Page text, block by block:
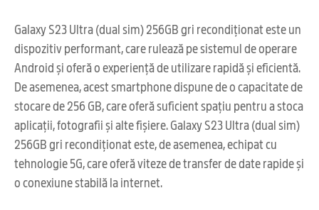
Galaxy S23 Ultra (dual sim) 256GB gri recondiționat este un
dispozitiv performant, care rulează pe sistemul de operare
Android și oferă o experiență de utilizare rapidă și eficientă.
De asemenea, acest smartphone dispune de o capacitate de
stocare de 256 GB, care oferă suficient spațiu pentru a stoca
aplicații, fotografii și alte fișiere. Galaxy S23 Ultra (dual sim)
256GB gri recondiționat este, de asemenea, echipat cu
tehnologie 5G, care oferă viteze de transfer de date rapide și
o conexiune stabilă la internet.